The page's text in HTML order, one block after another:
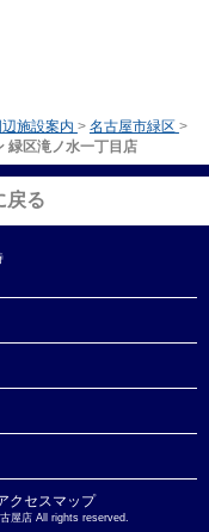
辺施設案内 > 名古屋市緑区 >
緑区滝ノ水一丁目店
戻る
クセスマップ
屋店 All rights reserved.